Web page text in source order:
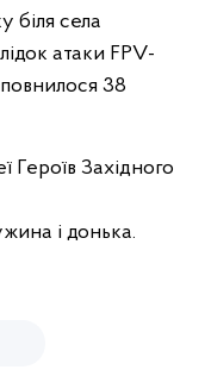
біля села
атаки FPV-
38
Героїв Західного
і донька.